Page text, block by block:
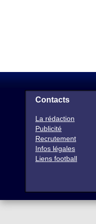
Contacts
La rédaction
Publicité
Recrutement
Infos légales
Liens football